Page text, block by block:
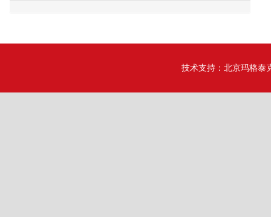
技术支持： 北京玛格泰